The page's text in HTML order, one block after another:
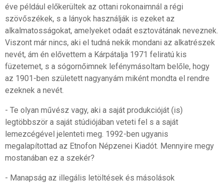
éve például előkerültek az ottani rokonaimnál a régi
szövőszékek, s a lányok használják is ezeket az
alkalmatosságokat, amelyeket odaát esztovátának neveznek.
Viszont már nincs, aki el tudná nekik mondani az alkatrészek
nevét, ám én elővettem a Kárpátalja 1971 feliratú kis
füzetemet, s a sógornőimnek lefénymásoltam belőle, hogy
az 1901-ben született nagyanyám miként mondta el rendre
ezeknek a nevét.
- Te olyan művész vagy, aki a saját produkcióját (is)
legtöbbször a saját stúdiójában veteti fel s a saját
lemezcégével jelenteti meg. 1992-ben ugyanis
megalapítottad az Etnofon Népzenei Kiadót. Mennyire megy
mostanában ez a szekér?
- Manapság az illegális letöltések és másolások